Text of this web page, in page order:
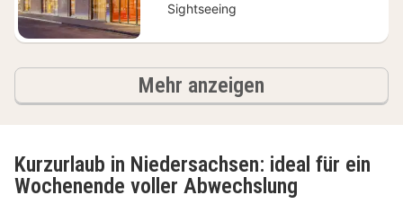
Sightseeing
Mehr anzeigen
Kurzurlaub in Niedersachsen: ideal für ein
Wochenende voller Abwechslung